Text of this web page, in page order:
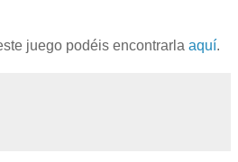
juego podéis encontrarla aquí.